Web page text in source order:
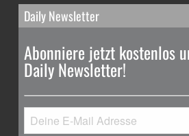
Daily Newsletter
Abonniere jetzt kostenlos
Daily Newsletter!